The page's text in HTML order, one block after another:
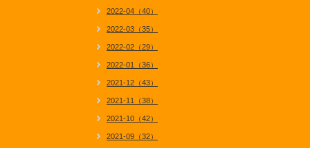
2022-04（40）
2022-03（35）
2022-02（29）
2022-01（36）
2021-12（43）
2021-11（38）
2021-10（42）
2021-09（32）